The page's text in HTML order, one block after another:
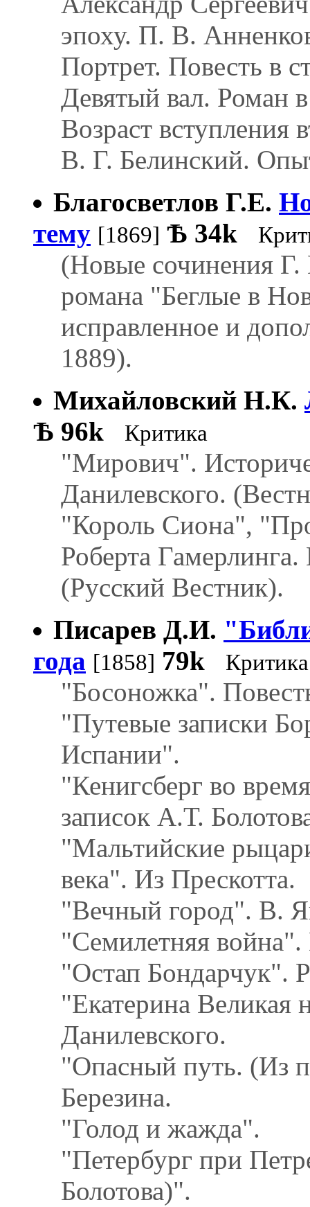
эпоху. П. В.
Портрет. Повесть в
Девятый вал. Роман
Возраст
В. Г. Белинский.
Благосветлов Г.Е.
тему [1869] Ѣ 34k
(Новые сочинения Г.
романа "Беглые в
исправленное и
1889).
Михайловский Н.К.
Ѣ 96k Критика
"Мирович".
Данилевского.
"Король Сиона",
Роберта
(Русский Вестник).
Писарев Д.И.
года [1858] 79k Критика
"Босоножка".
"Путевые записки
Испании".
"Кенигсберг во
записок А.Т.
"Мальтийские
века". Из Прескотта.
"Вечный город". В.
"Семилетняя война".
"Остап Бондарчук".
"Екатерина Великая
Данилевского.
"Опасный путь. (Из
Березина.
"Голод и жажда".
"Петербург при
Болотова)".